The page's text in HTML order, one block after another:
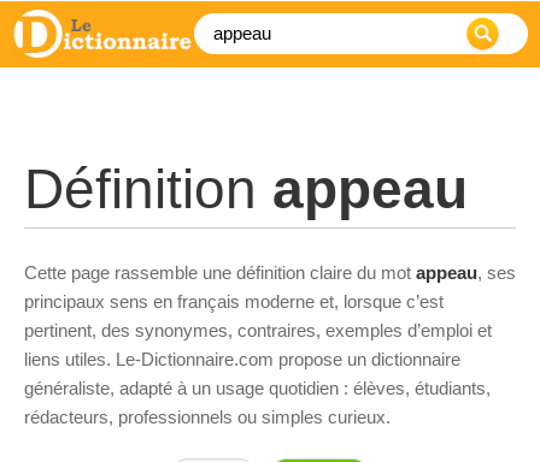
Définition appeau
Cette page rassemble une définition claire du mot appeau, ses
principaux sens en français moderne et, lorsque c’est
pertinent, des synonymes, contraires, exemples d’emploi et
liens utiles. Le-Dictionnaire.com propose un dictionnaire
généraliste, adapté à un usage quotidien : élèves, étudiants,
rédacteurs, professionnels ou simples curieux.